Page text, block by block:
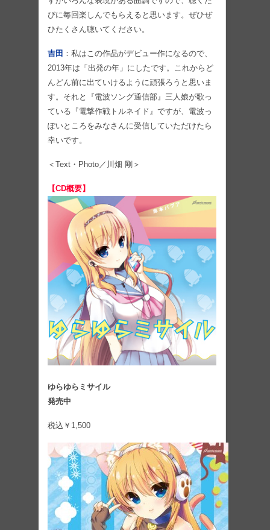
びに毎回楽しんでもらえると思います。ぜひぜ
ひたくさん聴いてください。
吉田 ：私はこの作品がデビュー作になるので、
2013年は「出発の年」にしたです。これからど
んどん前に出ていけるように頑張ろうと思いま
す。それと『電波ソング通信部』三人娘が歌っ
ている『電撃作戦トルネイド』ですが、電波っ
ぽいところをみなさんに受信していただけたら
幸いです。
＜Text・Photo／川畑 剛＞
【CD概要】
ゆらゆらミサイル
発売中
税込￥1,500